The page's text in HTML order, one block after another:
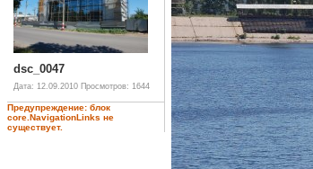
dsc_0047
Дата: 12.09.2010 Просмотров: 1644
Предупреждение: блок
core.NavigationLinks не
существует.